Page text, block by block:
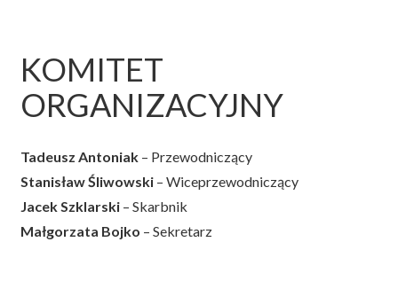
KOMITET
ORGANIZACYJNY
Tadeusz Antoniak – Przewodniczący
Stanisław Śliwowski – Wiceprzewodniczący
Jacek Szklarski – Skarbnik
Małgorzata Bojko – Sekretarz